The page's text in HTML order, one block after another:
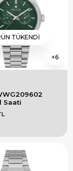
6
TÜKENDI
Saati